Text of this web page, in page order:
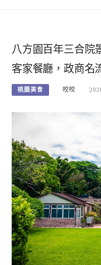
八方園百年三合院
客家餐廳，政商名
桃園美食 咬咬